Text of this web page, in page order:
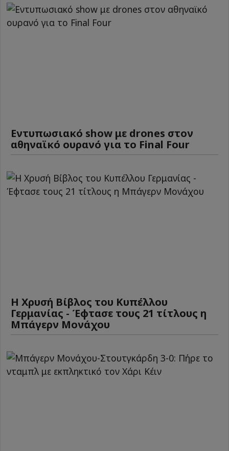
Εντυπωσιακό show με drones στον
αθηναϊκό ουρανό για το Final Four
Η Χρυσή Βίβλος του Κυπέλλου
Γερμανίας - Έφτασε τους 21 τίτλους η
Μπάγερν Μονάχου